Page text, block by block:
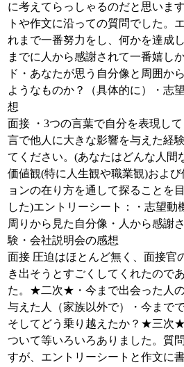
に考えてらっしゃるのだと思いま
トや作文に沿っての質問でした。
れまで一番努力をし、何かを達成
までに人から感謝されて一番嬉し
ド・あなたが思う自分像と周囲か
ようなものか？（具体的に）・志
想
面接 ・3つの言葉で自分を表現し
言で他人に大きな影響を与えた経
てください。(あなたはどんな人間
価値観(特に人生観や職業観)およ
ョンの在り方を通して探ることを
した)エントリーシート：・志望動
周りから見た自分像・人から感謝
験・会社説明会の感想
面接 圧迫はほとんど無く、面接官
き出そうとすごくしてくれたので
た。★二次★・今まで出会った人
与えた人（家族以外で）・今まで
そしてどう乗り越えたか？★三次
ついて等いろいろありました。質
すが、エントリーシートと作文に